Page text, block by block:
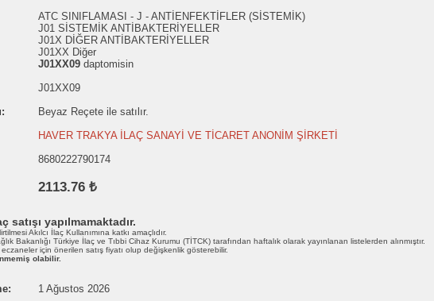
ATC SINIFLAMASI - J - ANTİENFEKTİFLER (SİSTEMİK)
J01 SİSTEMİK ANTİBAKTERİYELLER
J01X DİĞER ANTİBAKTERİYELLER
J01XX Diğer
J01XX09 daptomisin
J01XX09
Beyaz Reçete ile satılır.
HAVER TRAKYA İLAÇ SANAYİ VE TİCARET ANONİM ŞİRKETİ
8680222790174
2113.76 ₺
satışı yapılmamaktadır.
Akılcı İlaç Kullanımına katkı amaçlıdır.
Bakanlığı Türkiye İlaç ve Tıbbi Cihaz Kurumu (TİTCK) tarafından haftalık olarak yayınlanan listelerden alınmıştır.
eczaneler için önerilen satış fiyatı olup değişkenlik gösterebilir.
olabilir.
1 Ağustos 2026